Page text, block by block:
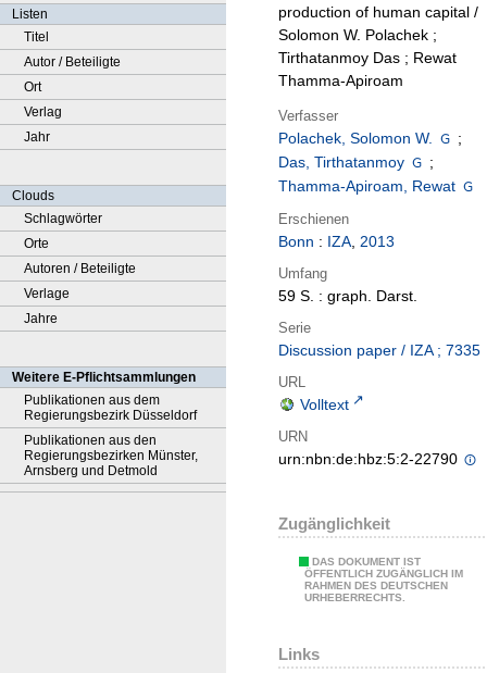
Listen
Titel
Autor / Beteiligte
Ort
Verlag
Jahr
Clouds
Schlagwörter
Orte
Autoren / Beteiligte
Verlage
Jahre
Weitere E-Pflichtsammlungen
Publikationen aus dem
Regierungsbezirk Düsseldorf
Publikationen aus den
Regierungsbezirken Münster,
Arnsberg und Detmold
production of human capital /
Solomon W. Polachek ;
Tirthatanmoy Das ; Rewat
Thamma-Apiroam
Verfasser
Polachek, Solomon W.
;
Das, Tirthatanmoy
;
Thamma-Apiroam, Rewat
Erschienen
Bonn : IZA, 2013
Umfang
59 S. : graph. Darst.
Serie
Discussion paper / IZA ; 7335
URL
Volltext
URN
urn:nbn:de:hbz:5:2-22790
Zugänglichkeit
DAS DOKUMENT IST
ÖFFENTLICH ZUGÄNGLICH IM
RAHMEN DES DEUTSCHEN
URHEBERRECHTS.
Links